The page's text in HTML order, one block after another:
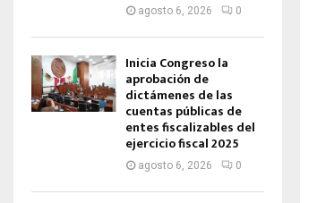
agosto 6, 2026 0
Inicia Congreso la
aprobación de
dictámenes de las
cuentas públicas de
entes fiscalizables del
ejercicio fiscal 2025
agosto 6, 2026 0